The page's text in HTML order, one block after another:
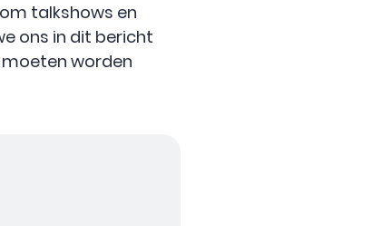
talkshows en
ons in dit bericht
worden